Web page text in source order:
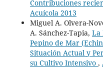
Contribuciones
Acuícola 2013
Miguel A. Olvera-
A. Sánchez-Tapia, La
Pepino de Mar
Situación Actual y
su Cultivo Intensivo ,